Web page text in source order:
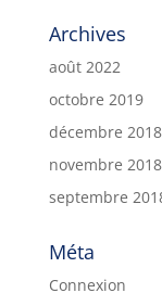
Archives
août 2022
octobre 2019
décembre 2018
novembre 2018
septembre
Méta
Connexion